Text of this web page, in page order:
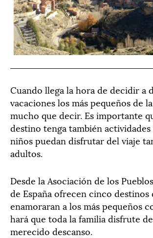
Cuando llega la hora de decidir a
vacaciones los más pequeños de
mucho que decir. Es importante
destino tenga también
niños puedan disfrutar del viaje
adultos.
Desde la Asociación de los
de España ofrecen cinco destinos
enamoraran a los más pequeños
hará que toda la familia disfrute
merecido descanso.